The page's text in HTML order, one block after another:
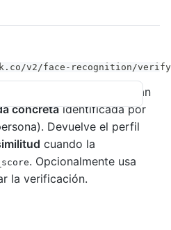
v2/face-recognition/verify
de rostro coincidan
concretaidentificada por
Devuelve el perfil
cuando la
. Opcionalmente usa
la verificación.